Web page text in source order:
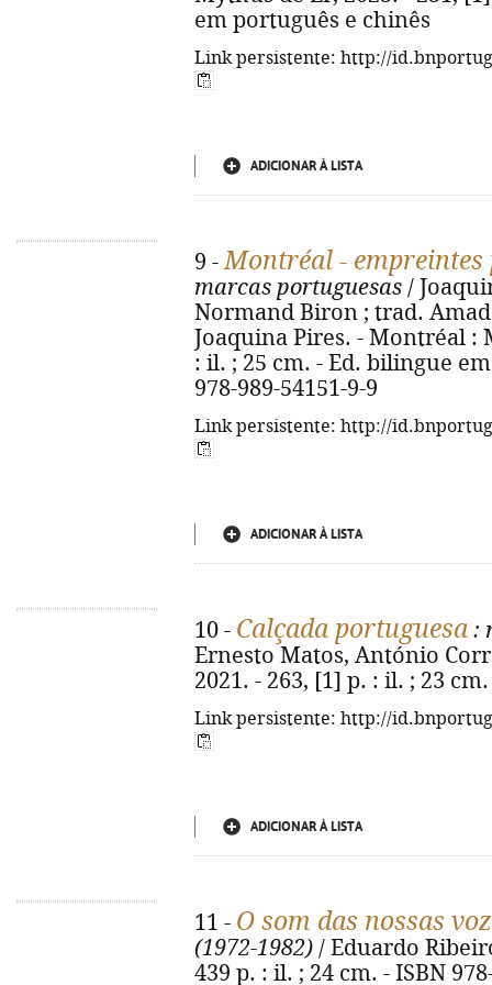
em português e chinês
Link persistente: http://
ADICIONAR À LISTA
9 -Montréal - empreintes
marcas portuguesas /
Normand Biron ; trad.
Joaquina Pires. - Montréal :
: il. ; 25 cm. - Ed. bilingue
978-989-54151-9-9
Link persistente: http://
ADICIONAR À LISTA
10 - Calçada portuguesa :
Ernesto Matos, António
2021. - 263, [1] p. : il. ; 23
Link persistente: http://
ADICIONAR À LISTA
11 - O som das nossas
(1972-1982) / Eduardo
439 p. : il. ; 24 cm. - ISBN